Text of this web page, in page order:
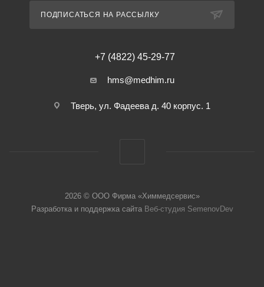
ПОДПИСАТЬСЯ НА РАССЫЛКУ
+7 (4822) 45-29-77
hms@medhim.ru
Тверь, ул. Фадеева д. 40 корпус. 1
2026 © ООО Фирма «Химмедсервис»
Разработка и поддержка сайта Веб-студия SemenovDev